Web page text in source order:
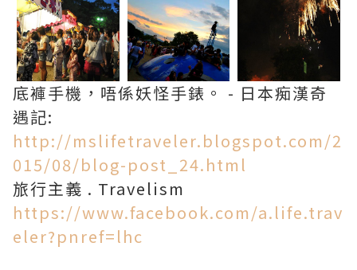
底褲手機，唔係妖怪手錶。 - 日本痴漢奇
遇記:
http://mslifetraveler.blogspot.com/2
015/08/blog-post_24.html
旅行主義 . Travelism
https://www.facebook.com/a.life.trav
eler?pnref=lhc